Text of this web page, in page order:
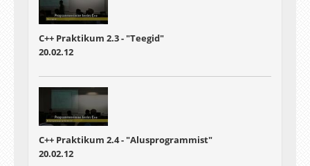
C++ Praktikum 2.3 - "Teegid"
20.02.12
C++ Praktikum 2.4 - "Alusprogrammist"
20.02.12